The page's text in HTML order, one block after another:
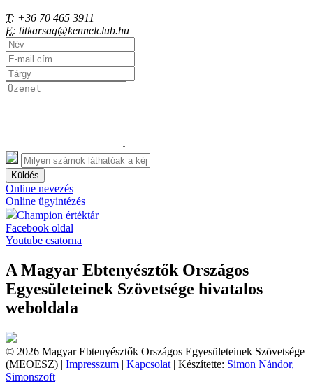
T: +36 70 465 3911
E: titkarsag@kennelclub.hu
Küldés
Online nevezés
Online ügyintézés
Champion értéktár
Facebook oldal
Youtube csatorna
A Magyar Ebtenyésztők Országos
Egyesületeinek Szövetsége hivatalos
weboldala
© 2026 Magyar Ebtenyésztők Országos Egyesületeinek Szövetsége
(MEOESZ) | Impresszum | Kapcsolat | Készítette: Simon Nándor,
Simonszoft